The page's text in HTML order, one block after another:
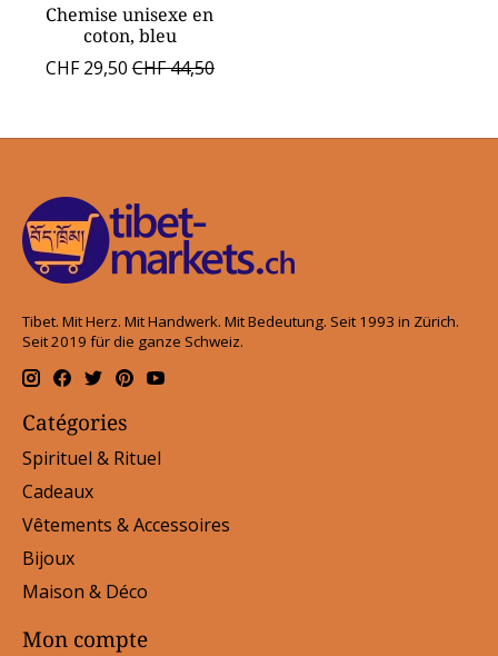
Chemise unisexe en
coton, bleu
CHF 29,50 CHF 44,50
Tibet. Mit Herz. Mit Handwerk. Mit Bedeutung. Seit 1993 in Zürich.
Seit 2019 für die ganze Schweiz.
Catégories
Spirituel & Rituel
Cadeaux
Vêtements & Accessoires
Bijoux
Maison & Déco
Mon compte